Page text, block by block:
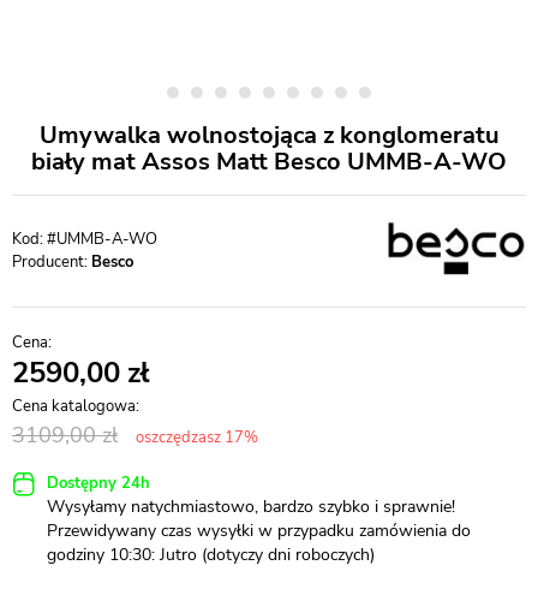
Umywalka wolnostojąca z konglomeratu
biały mat Assos Matt Besco UMMB-A-WO
#UMMB-A-WO
Producent: Besco
2590,00
3109,00 oszczędzasz 17%
Dostępny 24h
Wysyłamy natychmiastowo, bardzo szybko i sprawnie!
Przewidywany czas wysyłki w przypadku zamówienia do
godziny 10:30: Jutro (dotyczy dni roboczych)